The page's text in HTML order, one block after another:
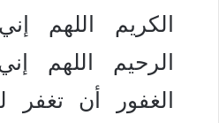
الكريم اللهم
الرحيم اللهم
الغفور أن تغفر